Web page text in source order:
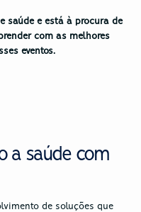
saúde e está à procura de
com as melhores
eventos.
a saúde com
de soluções que